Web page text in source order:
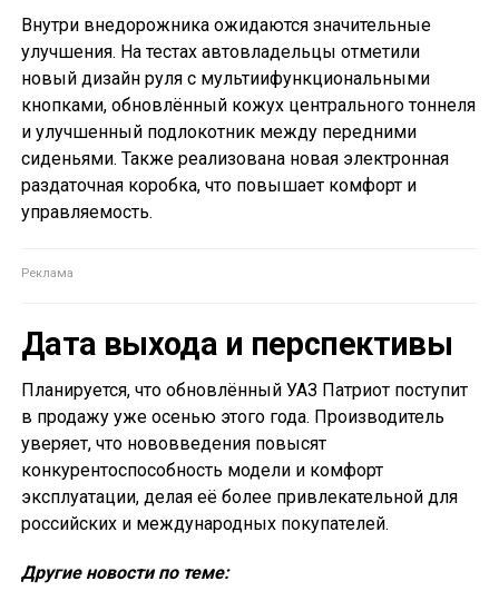
Внутри внедорожника ожидаются значительные
улучшения. На тестах автовладельцы отметили
новый дизайн руля с мультиифункциональными
кнопками, обновлённый кожух центрального тоннеля
и улучшенный подлокотник между передними
сиденьями. Также реализована новая электронная
раздаточная коробка, что повышает комфорт и
управляемость.
Дата выхода и перспективы
Планируется, что обновлённый УАЗ Патриот поступит
в продажу уже осенью этого года. Производитель
уверяет, что нововведения повысят
конкурентоспособность модели и комфорт
эксплуатации, делая её более привлекательной для
российских и международных покупателей.
Другие новости по теме: